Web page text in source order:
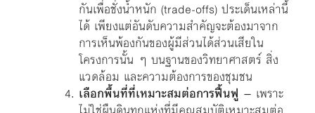
กันเพื่อชั่งน้ำหนัก (trade-offs) ประเด็นเหล่านี้
ได้ เพียงแต่อันดับความสำคัญจะต้องมาจาก
การเห็นพ้องกันของผู้มีส่วนได้ส่วนเสียใน
โครงการนั้น ๆ บนฐานของวิทยาศาสตร์ สิ่ง
แวดล้อม และความต้องการของชุมชน
เลือกพื้นที่ที่เหมาะสมต่อการฟื้นฟู – เพราะ